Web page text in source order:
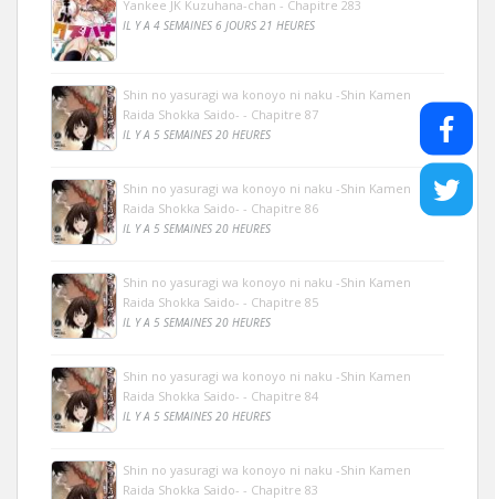
Yankee JK Kuzuhana-chan - Chapitre 283
IL Y A 4 SEMAINES 6 JOURS 21 HEURES
Shin no yasuragi wa konoyo ni naku -Shin Kamen
Raida Shokka Saido- - Chapitre 87
IL Y A 5 SEMAINES 20 HEURES
Shin no yasuragi wa konoyo ni naku -Shin Kamen
Raida Shokka Saido- - Chapitre 86
IL Y A 5 SEMAINES 20 HEURES
Shin no yasuragi wa konoyo ni naku -Shin Kamen
Raida Shokka Saido- - Chapitre 85
IL Y A 5 SEMAINES 20 HEURES
Shin no yasuragi wa konoyo ni naku -Shin Kamen
Raida Shokka Saido- - Chapitre 84
IL Y A 5 SEMAINES 20 HEURES
Shin no yasuragi wa konoyo ni naku -Shin Kamen
Raida Shokka Saido- - Chapitre 83